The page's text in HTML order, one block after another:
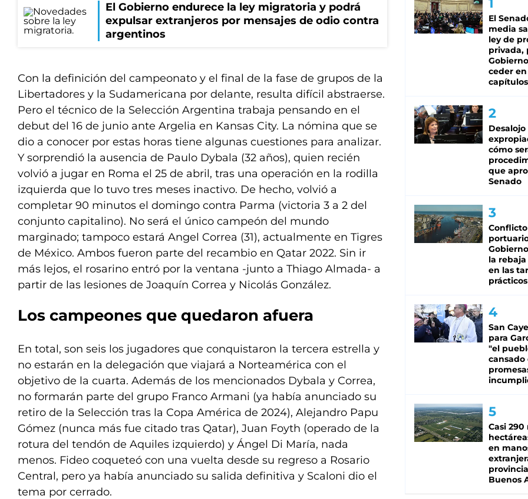
El Gobierno endurece la ley migratoria y podrá
expulsar extranjeros por mensajes de odio contra
argentinos
Con la definición del campeonato y el final de la fase de grupos de la
Libertadores y la Sudamericana por delante, resulta difícil abstraerse.
Pero el técnico de la Selección Argentina trabaja pensando en el
debut del 16 de junio ante Argelia en Kansas City. La nómina que se
dio a conocer por estas horas tiene algunas cuestiones para analizar.
Y sorprendió la ausencia de Paulo Dybala (32 años), quien recién
volvió a jugar en Roma el 25 de abril, tras una operación en la rodilla
izquierda que lo tuvo tres meses inactivo. De hecho, volvió a
completar 90 minutos el domingo contra Parma (victoria 3 a 2 del
conjunto capitalino). No será el único campeón del mundo
marginado; tampoco estará Angel Correa (31), actualmente en Tigres
de México. Ambos fueron parte del recambio en Qatar 2022. Sin ir
más lejos, el rosarino entró por la ventana -junto a Thiago Almada- a
partir de las lesiones de Joaquín Correa y Nicolás González.
Los campeones que quedaron afuera
En total, son seis los jugadores que conquistaron la tercera estrella y
no estarán en la delegación que viajará a Norteamérica con el
objetivo de la cuarta. Además de los mencionados Dybala y Correa,
no formarán parte del grupo Franco Armani (ya había anunciado su
retiro de la Selección tras la Copa América de 2024), Alejandro Papu
Gómez (nunca más fue citado tras Qatar), Juan Foyth (operado de la
rotura del tendón de Aquiles izquierdo) y Ángel Di María, nada
menos. Fideo coqueteó con una vuelta desde su regreso a Rosario
Central, pero ya había anunciado su salida definitiva y Scaloni dio el
tema por cerrado.
El
media
ley de
privada,
ceder
capítulos
cómo
que
Senado
Conflicto
la rebaja
en las
prácticos
San
para
"el
cansado
Casi 290
en
Buenos